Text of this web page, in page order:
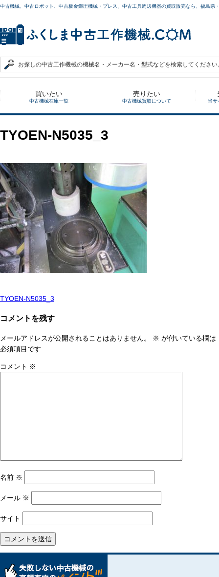
中古機械、中古ロボット、中古板金鍛圧機械・プレス、中古工具周辺機器の買取販売なら、福島
買いたい
中古機械在庫一覧
売りたい
中古機械買取について 当サ
TYOEN-N5035_3
投
稿
ナ
ビ
ゲ
TYOEN-N5035_3
コメントを残す
メールアドレスが公開されることはありません。 ※ が付いている欄は
必須項目です
コメント ※
名前 ※
メール ※
サイト